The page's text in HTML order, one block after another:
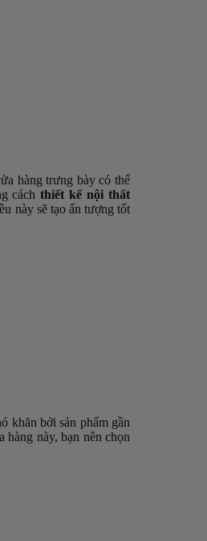
hàng trưng bày có thể
cáchthiết kế nội thất
này sẽ tạo ấn tượng tốt
khăn bởi sản phẩm gần
này, bạn nên chọn